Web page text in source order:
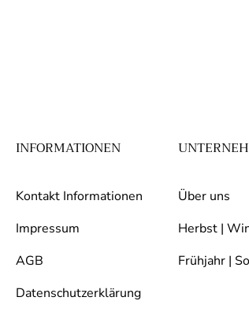
INFORMATIONEN
Kontakt Informationen
Impressum
AGB
Datenschutzerklärung
Über uns
Herbst |
Frühjahr |